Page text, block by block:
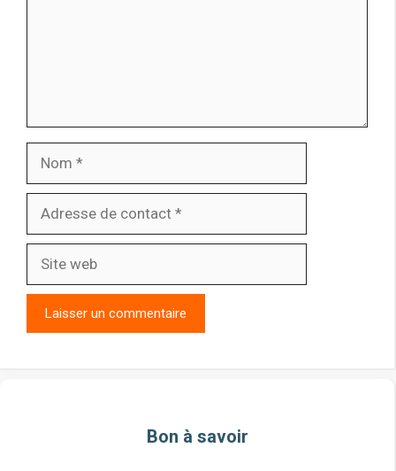
contact
Bon à savoir